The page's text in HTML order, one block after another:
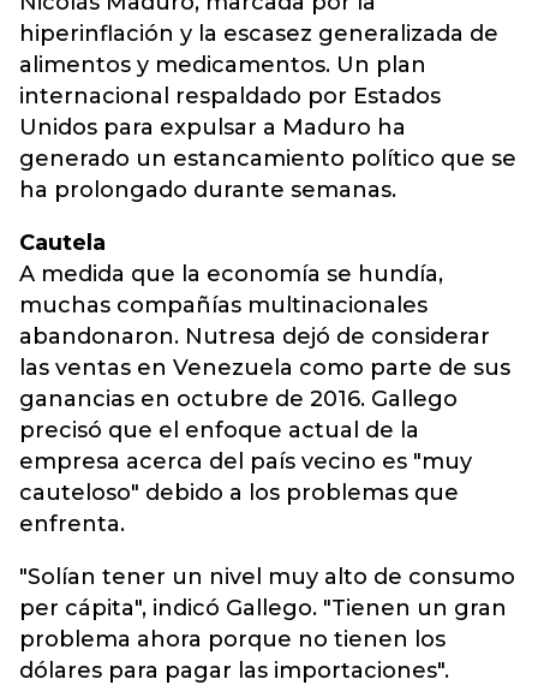
hiperinflación y la escasez generalizada de
alimentos y medicamentos. Un plan
internacional respaldado por Estados
Unidos para expulsar a Maduro ha
generado un estancamiento político que se
ha prolongado durante semanas.
Cautela
A medida que la economía se hundía,
muchas compañías multinacionales
abandonaron. Nutresa dejó de considerar
las ventas en Venezuela como parte de sus
ganancias en octubre de 2016. Gallego
precisó que el enfoque actual de la
empresa acerca del país vecino es "muy
cauteloso" debido a los problemas que
enfrenta.
"Solían tener un nivel muy alto de consumo
per cápita", indicó Gallego. "Tienen un gran
problema ahora porque no tienen los
dólares para pagar las importaciones".